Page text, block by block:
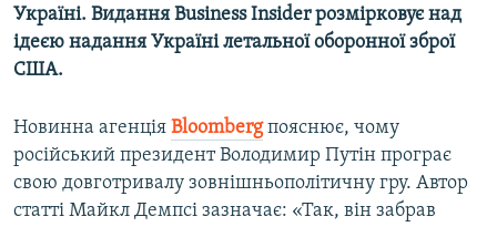
Україні. Видання Business Insider розмірковує над
ідеєю надання Україні летальної оборонної зброї
США.
Новинна агенція Bloombergпояснює, чому
російський президент Володимир Путін програє
свою довготривалу зовнішньополітичну гру. Автор
статті Майкл Демпсі зазначає: «Так, він забрав